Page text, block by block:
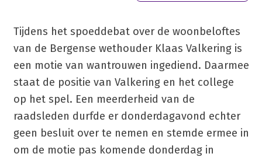
Tijdens het spoeddebat over de woonbeloftes
van de Bergense wethouder Klaas Valkering is
een motie van wantrouwen ingediend. Daarmee
staat de positie van Valkering en het college
op het spel. Een meerderheid van de
raadsleden durfde er donderdagavond echter
geen besluit over te nemen en stemde ermee in
om de motie pas komende donderdag in